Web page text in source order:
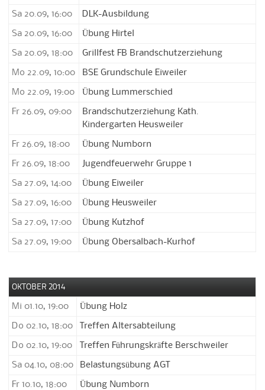
Sa 20.09, 16:00 DLK-Ausbildung
Sa 20.09, 16:00 Übung Hirtel
Sa 20.09, 18:00 Grillfest FB Brandschutzerziehung
Mo 22.09, 10:00 BSE Grundschule Eiweiler
Mo 22.09, 19:00 Übung Lummerschied
Fr 26.09, 09:00
Brandschutzerziehung Kath.
Kindergarten Heusweiler
Fr 26.09, 18:00 Übung Numborn
Fr 26.09, 18:00 Jugendfeuerwehr Gruppe 1
Sa 27.09, 14:00 Übung Eiweiler
Sa 27.09, 16:00 Übung Heusweiler
Sa 27.09, 17:00 Übung Kutzhof
Sa 27.09, 19:00 Übung Obersalbach-Kurhof
OKTOBER 2014
Mi 01.10, 19:00 Übung Holz
Do 02.10, 18:00 Treffen Altersabteilung
Do 02.10, 19:00 Treffen Führungskräfte Berschweiler
Sa 04.10, 08:00 Belastungsübung AGT
Fr 10.10, 18:00 Übung Numborn